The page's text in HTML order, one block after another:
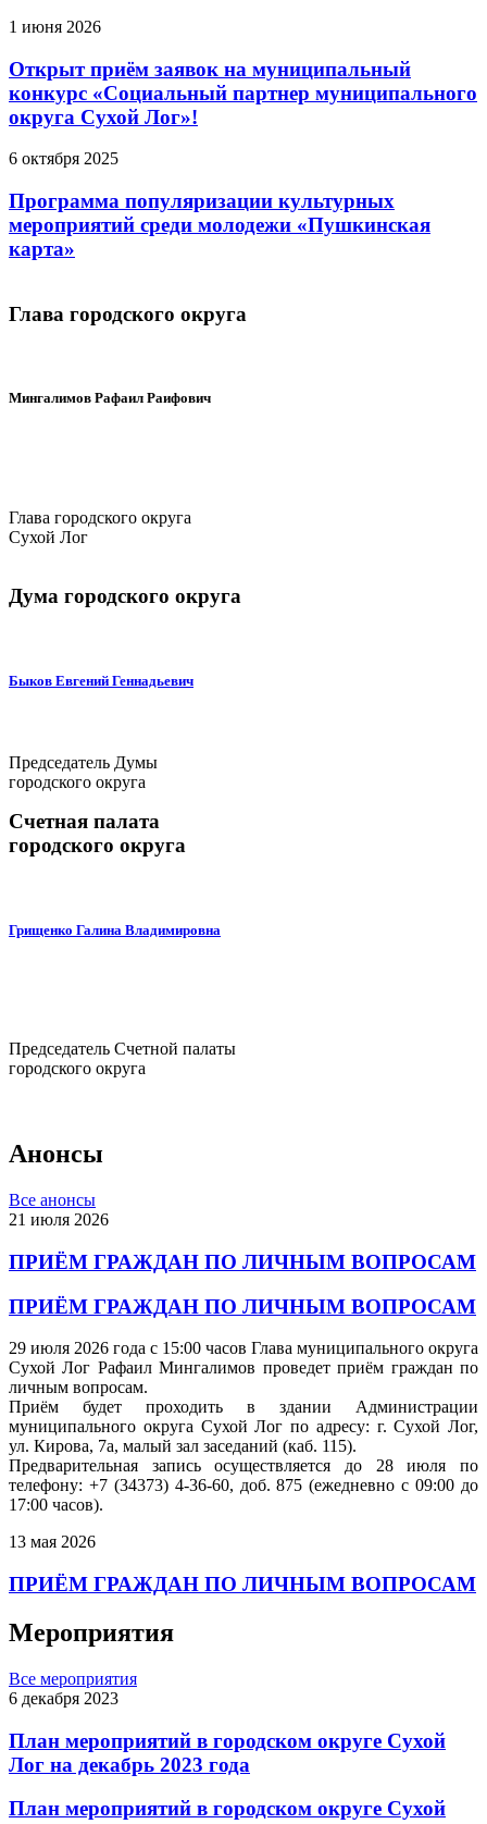
1 июня 2026
Открыт приём заявок на муниципальный
конкурс «Социальный партнер муниципального
округа Сухой Лог»!
6 октября 2025
Программа популяризации культурных
мероприятий среди молодежи «Пушкинская
карта»
Глава городского округа
Мингалимов Рафаил Раифович
Глава городского округа
Сухой Лог
Дума городского округа
Быков Евгений Геннадьевич
Председатель Думы
городского округа
Счетная палата
городского округа
Грищенко Галина Владимировна
Председатель Счетной палаты
городского округа
Анонсы
Все анонсы
21 июля 2026
ПРИЁМ ГРАЖДАН ПО ЛИЧНЫМ ВОПРОСАМ
ПРИЁМ ГРАЖДАН ПО ЛИЧНЫМ ВОПРОСАМ
29 июля 2026 года с 15:00 часов Глава муниципального округа
Сухой Лог Рафаил Мингалимов проведет приём граждан по
личным вопросам.
Приём будет проходить в здании Администрации
муниципального округа Сухой Лог по адресу: г. Сухой Лог,
ул. Кирова, 7а, малый зал заседаний (каб. 115).
Предварительная запись осуществляется до 28 июля по
телефону: +7 (34373) 4-36-60, доб. 875 (ежедневно с 09:00 до
17:00 часов).
13 мая 2026
ПРИЁМ ГРАЖДАН ПО ЛИЧНЫМ ВОПРОСАМ
Мероприятия
Все мероприятия
6 декабря 2023
План мероприятий в городском округе Сухой
Лог на декабрь 2023 года
План мероприятий в городском округе Сухой